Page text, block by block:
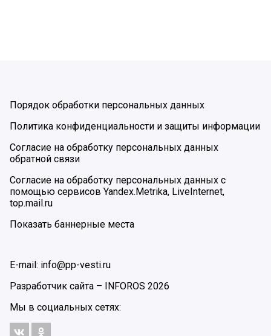
Порядок обработки персональных данных
Политика конфиденциальности и защиты информации
Согласие на обработку персональных данных
обратной связи
Согласие на обработку персональных данных с
помощью сервисов Yandex.Metrika, LiveInternet,
top.mail.ru
Показать баннерные места
E-mail: info@pp-vesti.ru
Разработчик сайта –
INFOROS 2026
Мы в социальных сетях: